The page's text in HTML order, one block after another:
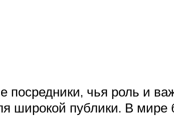
чья роль и
широкой публики. В мире